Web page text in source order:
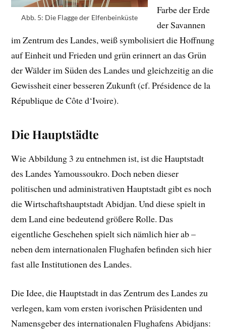
Abb. 5: Die Flagge der Elfenbeinküste
Farbe der Erde
der Savannen
im Zentrum des Landes, weiß symbolisiert die Hoffnung
auf Einheit und Frieden und grün erinnert an das Grün
der Wälder im Süden des Landes und gleichzeitig an die
Gewissheit einer besseren Zukunft (cf. Présidence de la
République de Côte d‘Ivoire).
Die Hauptstädte
Wie Abbildung 3 zu entnehmen ist, ist die Hauptstadt
des Landes Yamoussoukro. Doch neben dieser
politischen und administrativen Hauptstadt gibt es noch
die Wirtschaftshauptstadt Abidjan. Und diese spielt in
dem Land eine bedeutend größere Rolle. Das
eigentliche Geschehen spielt sich nämlich hier ab –
neben dem internationalen Flughafen befinden sich hier
fast alle Institutionen des Landes.
Die Idee, die Hauptstadt in das Zentrum des Landes zu
verlegen, kam vom ersten ivorischen Präsidenten und
Namensgeber des internationalen Flughafens Abidjans: